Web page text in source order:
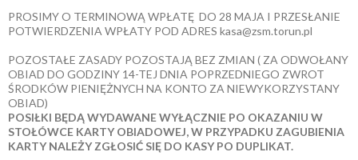
PROSIMY O TERMINOWĄ WPŁATĘ DO 28 MAJA I PRZESŁANIE
POTWIERDZENIA WPŁATY POD ADRES kasa@zsm.torun.pl
POZOSTAŁE ZASADY POZOSTAJĄ BEZ ZMIAN ( ZA ODWOŁANY
OBIAD DO GODZINY 14-TEJ DNIA POPRZEDNIEGO ZWROT
ŚRODKÓW PIENIĘŻNYCH NA KONTO ZA NIEWYKORZYSTANY
OBIAD)
POSIŁKI BĘDĄ WYDAWANE WYŁĄCZNIE PO OKAZANIU W
STOŁÓWCE KARTY OBIADOWEJ, W PRZYPADKU ZAGUBIENIA
KARTY NALEŻY ZGŁOSIĆ SIĘ DO KASY PO DUPLIKAT.